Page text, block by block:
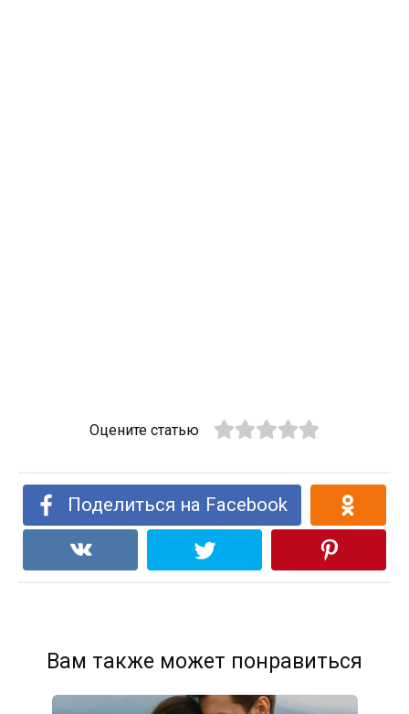
Оцените статью
Поделиться на Facebook
Вам также может понравиться